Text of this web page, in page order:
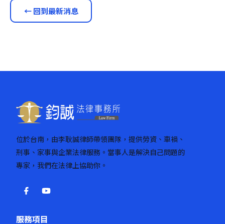
← 回到最新消息
位於台南，由李耿誠律師帶領團隊，提供勞資、車禍、
刑事、家事與企業法律服務。當事人是解決自己問題的
專家，我們在法律上協助你。
服務項目